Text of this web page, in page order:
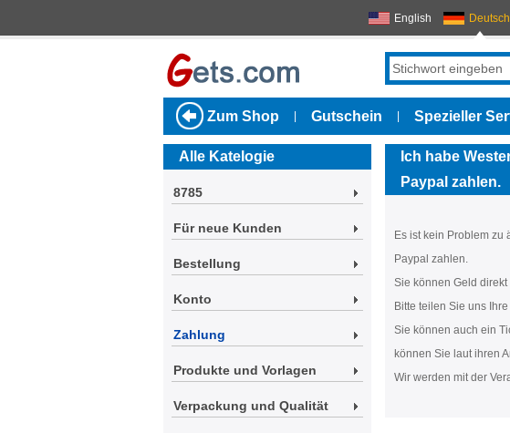
English Deutsch
Zum Shop Gutschein Spezieller
Alle Katelogie
8785
Für neue Kunden
Bestellung
Konto
Zahlung
Produkte und Vorlagen
Verpackung und Qualität
Ich habe
Paypal zahlen.
Es ist kein Problem
Paypal zahlen.
Sie können Geld
Bitte teilen Sie uns
Sie können auch ein
können Sie laut ihren
Wir werden mit der